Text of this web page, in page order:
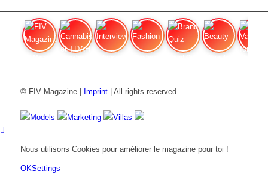
© FIV Magazine | Imprint| All rights reserved.
Models Marketing Villas
Nous utilisons Cookies pour améliorer le magazine pour toi !
OKSettings